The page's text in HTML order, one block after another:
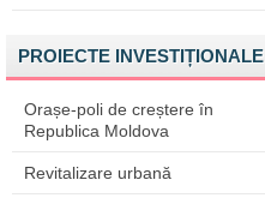
PROIECTE INVESTIȚIONALE
Orașe-poli de creștere în
Republica Moldova
Revitalizare urbană